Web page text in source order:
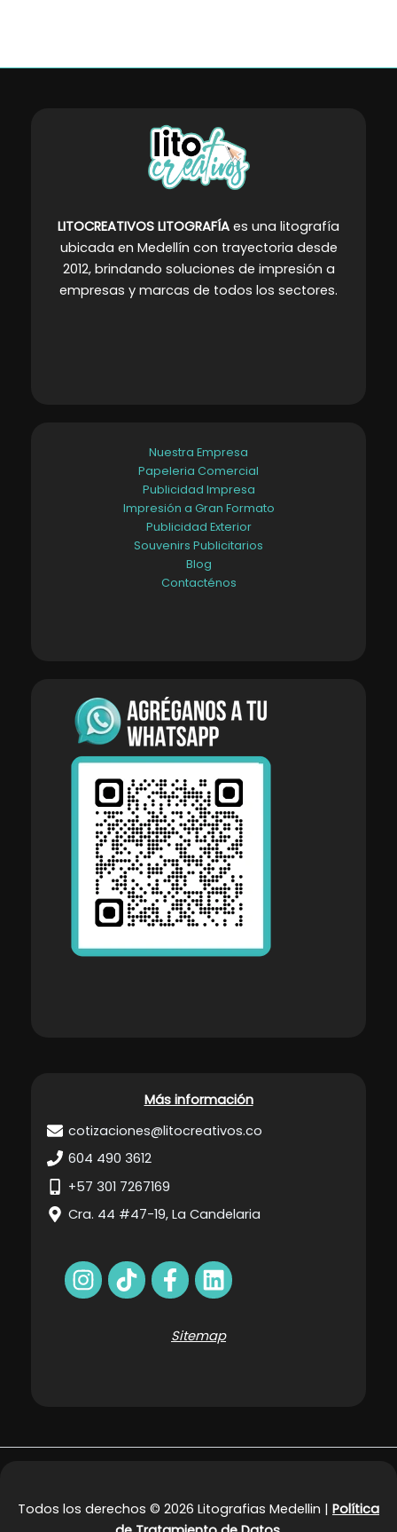
producto
LITOCREATIVOS LITOGRAFÍA es una litografía
ubicada en Medellín con trayectoria desde
2012, brindando soluciones de impresión a
empresas y marcas de todos los sectores.
Nuestra Empresa
Papeleria Comercial
Publicidad Impresa
Impresión a Gran Formato
Publicidad Exterior
Souvenirs Publicitarios
Blog
Contacténos
Más información
cotizaciones@litocreativos.co
604 490 3612
+57 301 7267169
Cra. 44 #47-19, La Candelaria
Sitemap
Todos los derechos © 2026 Litografias Medellin | Política